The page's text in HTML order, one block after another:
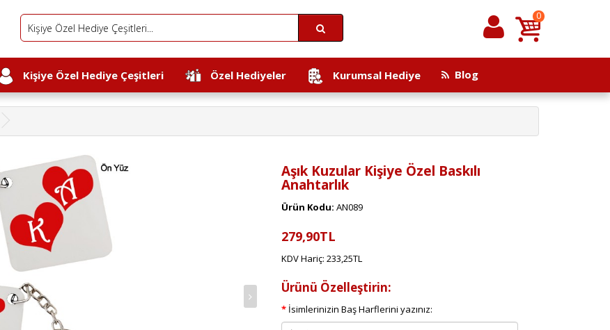
0
Kişiye Özel Hediye Çeşitleri Özel Hediyeler Kurumsal Hediye Blog
Aşık Kuzular Kişiye Özel Baskılı
Anahtarlık
Ürün Kodu: AN089
279,90TL
KDV Hariç: 233,25TL
Ürünü Özelleştirin:
İsimlerinizin Baş Harflerini yazınız: